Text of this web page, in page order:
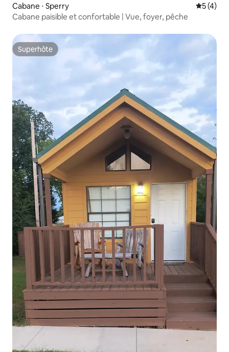
Cabane ⋅ Sperry
5 (4)
Cabane paisible et confortable | Vue, foyer, pêche
Superhôte
Superhôte